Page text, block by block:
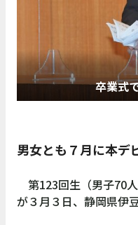
卒業式
男女とも７月に本デ
第123回生（男子70
が３月３日、静岡県伊